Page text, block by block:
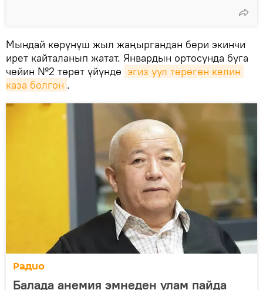
Мындай көрүнүш жыл жаңыргандан бери экинчи
ирет кайталанып жатат. Январдын ортосунда буга
чейин №2 төрөт үйүндө эгиз уул төрөгөн келин
каза болгон .
Радио
Балада анемия эмнеден улам пайда